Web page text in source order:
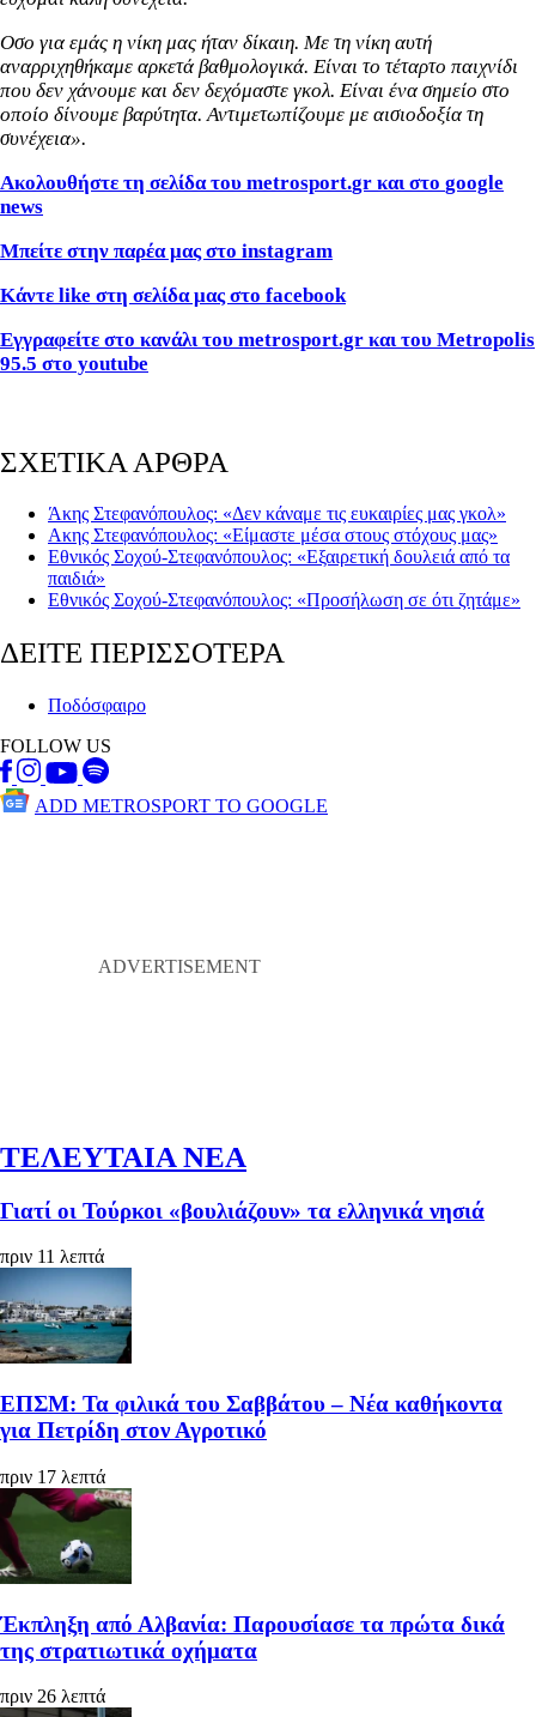
Οσο για εμάς η νίκη μας ήταν δίκαιη. Με τη νίκη αυτή
αναρριχηθήκαμε αρκετά βαθμολογικά. Είναι το τέταρτο παιχνίδι
που δεν χάνουμε και δεν δεχόμαστε γκολ. Είναι ένα σημείο στο
οποίο δίνουμε βαρύτητα. Αντιμετωπίζουμε με αισιοδοξία τη
συνέχεια».
Ακολουθήστε τη σελίδα του metrosport.gr και στο google
news
Μπείτε στην παρέα μας στο instagram
Κάντε like στη σελίδα μας στο facebook
Εγγραφείτε στο κανάλι του metrosport.gr και του Metropolis
95.5 στο youtube
ΣΧΕΤΙΚΑ ΑΡΘΡΑ
Άκης Στεφανόπουλος: «Δεν κάναμε τις ευκαιρίες μας γκολ»
Ακης Στεφανόπουλος: «Είμαστε μέσα στους στόχους μας»
Εθνικός Σοχού-Στεφανόπουλος: «Εξαιρετική δουλειά από τα
παιδιά»
Εθνικός Σοχού-Στεφανόπουλος: «Προσήλωση σε ότι ζητάμε»
ΔΕΙΤΕ ΠΕΡΙΣΣΟΤΕΡΑ
Ποδόσφαιρο
FOLLOW US
ADD METROSPORT TO GOOGLE
ΤΕΛΕΥΤΑΙΑ ΝΕΑ
Γιατί οι Τούρκοι «βουλιάζουν» τα ελληνικά νησιά
πριν 11 λεπτά
ΕΠΣΜ: Τα φιλικά του Σαββάτου – Νέα καθήκοντα
για Πετρίδη στον Αγροτικό
πριν 17 λεπτά
Έκπληξη από Αλβανία: Παρουσίασε τα πρώτα δικά
της στρατιωτικά οχήματα
πριν 26 λεπτά